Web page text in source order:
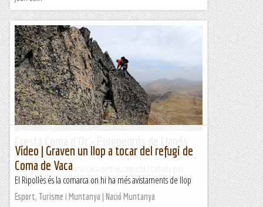
El Puigpedrós de Llanós és un cim important. La seva silueta
característica, amb una cara oest escarpada i tallada per
diverses canals, és molt visible des de totes les...
Blog de muntanya
Vídeo | Graven un llop a tocar del refugi de
Coma de Vaca
El Ripollès és la comarca on hi ha més avistaments de llop
Esport, Turisme i Muntanya | Nació Muntanya